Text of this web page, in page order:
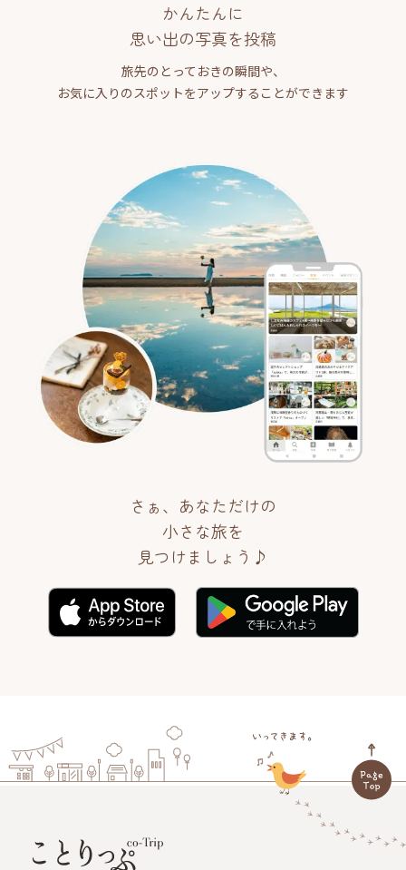
かんたんに
思い出の写真を投稿
旅先のとっておきの瞬間や、
お気に入りのスポットをアップすることができます
さぁ、あなただけの
小さな旅を
見つけましょう♪